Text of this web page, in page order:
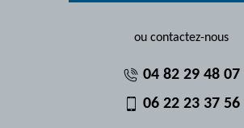
ou contactez-nous
04 82 29 48 07
06 22 23 37 56